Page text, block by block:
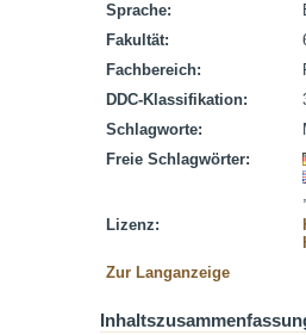
Sprache:
Fakultät:
Fachbereich:
DDC-Klassifikation:
Schlagworte:
Freie Schlagwörter:
Lizenz:
Zur Langanzeige